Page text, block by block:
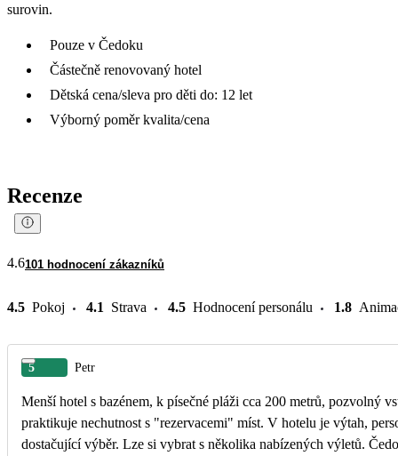
surovin.
Pouze v Čedoku
Částečně renovovaný hotel
Dětská cena/sleva pro děti do: 12 let
Výborný poměr kvalita/cena
Recenze
4.6101 hodnocení zákazníků
4.5 Pokoj 4.1 Strava 4.5 Hodnocení personálu 1.8
5 Petr
Menší hotel s bazénem, k písečné pláži cca 200 metrů, pozvolný
praktikuje nechutnost s "rezervacemi" míst. V hotelu je výtah,
dostačující výběr. Lze si vybrat s několika nabízených výletů.